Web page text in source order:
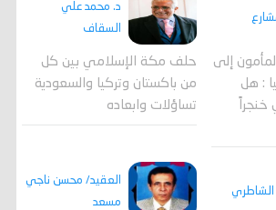
إلى
: هل
خنجراً
د. محمد علي
السقاف
حلف مكة الإسلامي بين كل
من باكستان وتركيا والسعودية
تساؤلات وابعاده
الشاطري
العقيد/ محسن ناجي
مسعد